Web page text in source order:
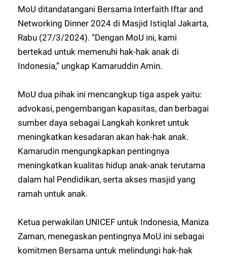
MoU ditandatangani Bersama Interfaith Iftar and
Networking Dinner 2024 di Masjid Istiqlal Jakarta,
Rabu (27/3/2024). “Dengan MoU ini, kami
bertekad untuk memenuhi hak-hak anak di
Indonesia,” ungkap Kamaruddin Amin.
MoU dua pihak ini mencangkup tiga aspek yaitu:
advokasi, pengembangan kapasitas, dan berbagai
sumber daya sebagai Langkah konkret untuk
meningkatkan kesadaran akan hak-hak anak.
Kamarudin mengungkapkan pentingnya
meningkatkan kualitas hidup anak-anak terutama
dalam hal Pendidikan, serta akses masjid yang
ramah untuk anak.
Ketua perwakilan UNICEF untuk Indonesia, Maniza
Zaman, menegaskan pentingnya MoU ini sebagai
komitmen Bersama untuk melindungi hak-hak